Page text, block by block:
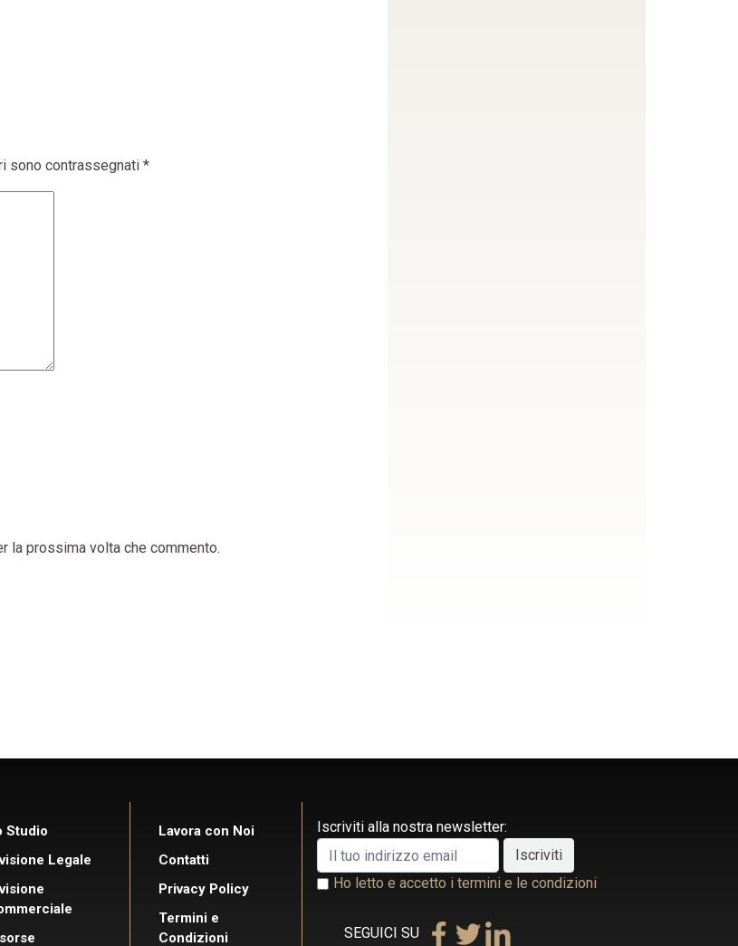
sono contrassegnati *
la prossima volta che commento.
Studio
Legale
Lavora con Noi
Contatti
Privacy Policy
Termini e
Condizioni
Iscriviti alla nostra newsletter:
Ho letto e accetto i termini e le condizioni
SEGUICI SU